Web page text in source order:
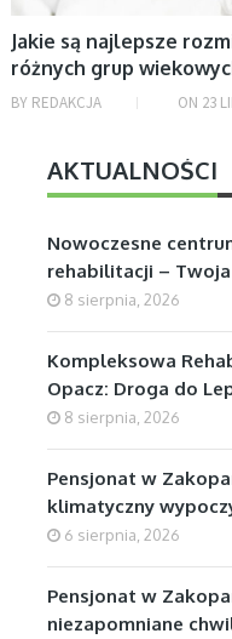
Jakie są najlepsze
różnych grup
BY REDAKCJA ON 23
AKTUALNOŚCI
Nowoczesne
rehabilitacji –
8 sierpnia, 2026
Kompleksowa
Opacz: Droga do
8 sierpnia, 2026
Pensjonat w
klimatyczny
6 sierpnia, 2026
Pensjonat w
niezapomniane